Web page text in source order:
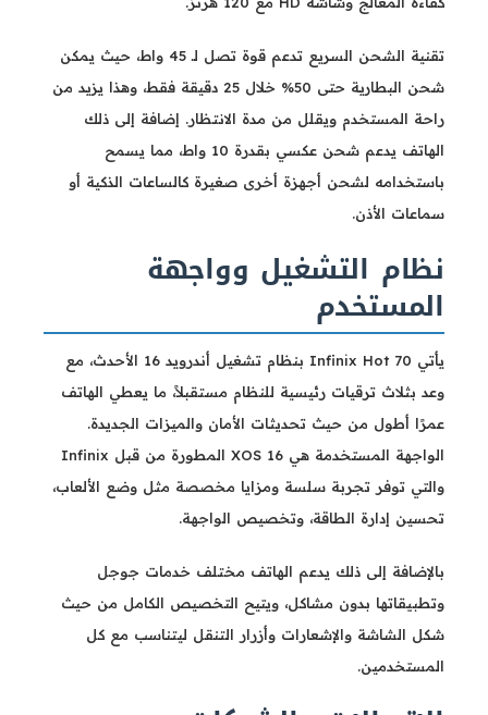
تقنية الشحن السريع تدعم قوة تصل لـ 45 واط، حيث يمكن
شحن البطارية حتى 50% خلال 25 دقيقة فقط، وهذا يزيد من
راحة المستخدم ويقلل من مدة الانتظار. إضافة إلى ذلك
الهاتف يدعم شحن عكسي بقدرة 10 واط، مما يسمح
باستخدامه لشحن أجهزة أخرى صغيرة كالساعات الذكية أو
سماعات الأذن.
نظام التشغيل وواجهة
المستخدم
يأتي Infinix Hot 70 بنظام تشغيل أندرويد 16 الأحدث، مع
وعد بثلاث ترقيات رئيسية للنظام مستقبلاً، ما يعطي الهاتف
عمرًا أطول من حيث تحديثات الأمان والميزات الجديدة.
الواجهة المستخدمة هي XOS 16 المطورة من قبل Infinix
والتي توفر تجربة سلسة ومزايا مخصصة مثل وضع الألعاب،
تحسين إدارة الطاقة، وتخصيص الواجهة.
بالإضافة إلى ذلك يدعم الهاتف مختلف خدمات جوجل
وتطبيقاتها بدون مشاكل، ويتيح التخصيص الكامل من حيث
شكل الشاشة والإشعارات وأزرار التنقل ليتناسب مع كل
المستخدمين.